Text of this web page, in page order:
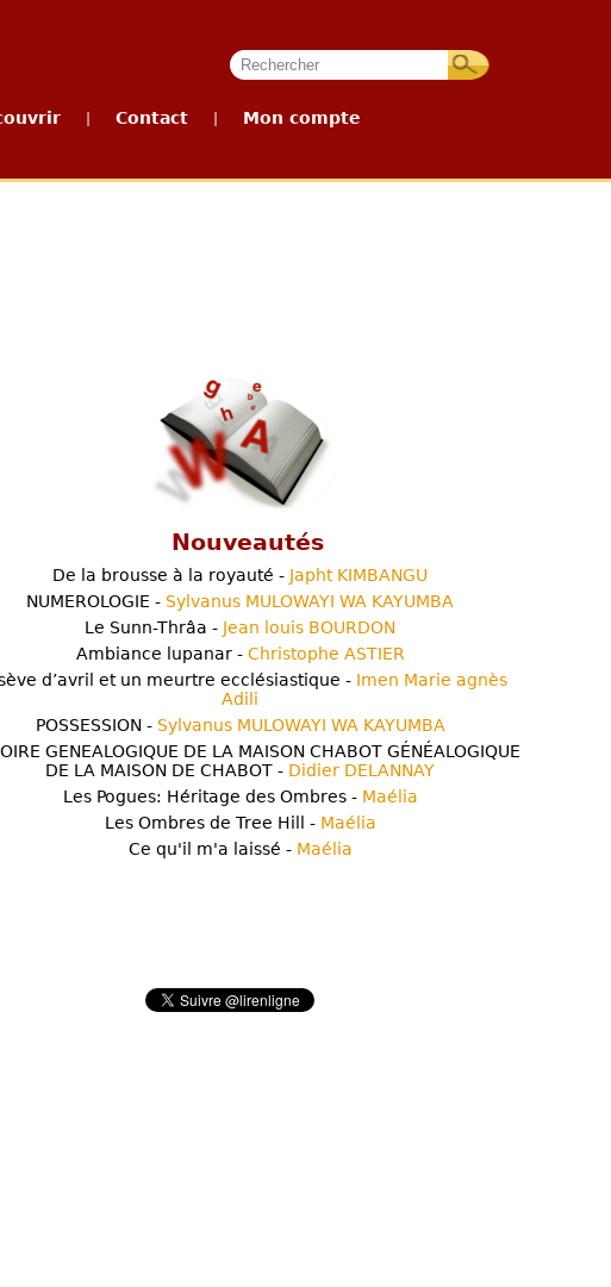
Contact Mon compte
Nouveautés
De la brousse à la royauté - Japht KIMBANGU
NUMEROLOGIE - Sylvanus MULOWAYI WA KAYUMBA
Le Sunn-Thrâa - Jean louis BOURDON
Ambiance lupanar - Christophe ASTIER
d’avril et un meurtre ecclésiastique - Imen Marie agnès
Adili
POSSESSION - Sylvanus MULOWAYI WA KAYUMBA
GENEALOGIQUE DE LA MAISON CHABOT GÉNÉALOGIQUE
DE LA MAISON DE CHABOT - Didier DELANNAY
Les Pogues: Héritage des Ombres - Maélia
Les Ombres de Tree Hill - Maélia
Ce qu'il m'a laissé - Maélia